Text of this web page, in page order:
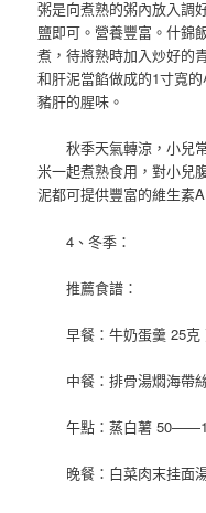
粥是向煮熟的粥內放入調
鹽即可。營養豐富。什錦
煮，待將熟時加入炒好的
和肝泥當餡做成的1寸寬
豬肝的腥味。
秋季天氣轉涼，小兒
米一起煮熟食用，對小兒
泥都可提供豐富的維生素
4、冬季：
推薦食譜：
早餐：牛奶蛋羹 25克
中餐：排骨湯燜海帶
午點：蒸白薯
晚餐：白菜肉末挂面